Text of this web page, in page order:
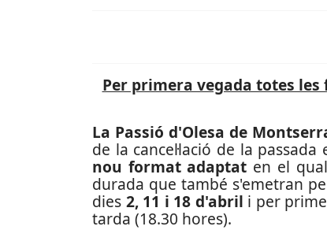
Per primera vegada totes
La Passió d'Olesa de
de la cancel·lació de la
nou format adaptat en el
durada que també s'emetran
dies 2, 11 i 18 d'abril i per
tarda (18.30 hores).